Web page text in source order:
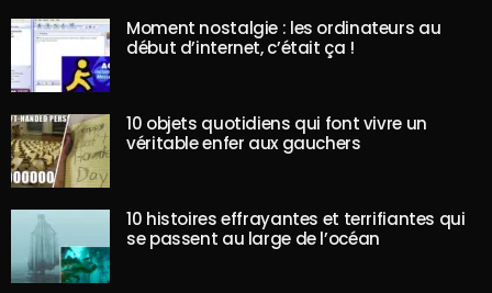
Moment nostalgie : les ordinateurs au
début d’internet, c’était ça !
10 objets quotidiens qui font vivre un
véritable enfer aux gauchers
10 histoires effrayantes et terrifiantes qui
se passent au large de l’océan